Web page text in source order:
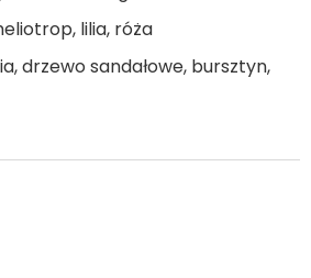
lilia, róża
drzewo sandałowe, bursztyn,